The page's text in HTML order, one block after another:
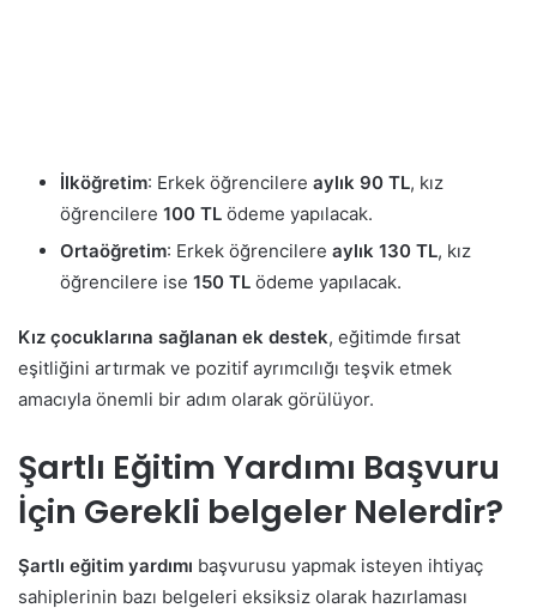
İlköğretim: Erkek öğrencilere aylık 90 TL, kız
öğrencilere 100 TL ödeme yapılacak.
Ortaöğretim: Erkek öğrencilere aylık 130 TL, kız
öğrencilere ise 150 TL ödeme yapılacak.
Kız çocuklarına sağlanan ek destek, eğitimde fırsat
eşitliğini artırmak ve pozitif ayrımcılığı teşvik etmek
amacıyla önemli bir adım olarak görülüyor.
Şartlı Eğitim Yardımı Başvuru
İçin Gerekli belgeler Nelerdir?
Şartlı eğitim yardımı başvurusu yapmak isteyen ihtiyaç
sahiplerinin bazı belgeleri eksiksiz olarak hazırlaması